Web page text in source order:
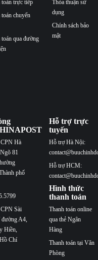
toán trực tiếp
toán chuyển
toán qua đường
Thỏa thuận sử
dụng
Chính sách bảo
mật
Hà
81
phố
Sài
đường A4,
Hiền,
Chí
Hỗ trợ trực
tuyến
Hỗ trợ Hà Nội:
Hỗ trợ HCM:
Hình thức
thanh toán
Thanh toán online
qua thẻ Ngân
Hàng
Thanh toán tại Văn
Phòng